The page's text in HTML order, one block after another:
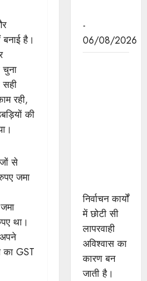
है।
चुना
सही
रही,
की
से
जमा
था।
GST
-
06/08/2026
निर्वाचन कार्यों
में छोटी सी
लापरवाही
अविश्वास का
कारण बन
जाती है।